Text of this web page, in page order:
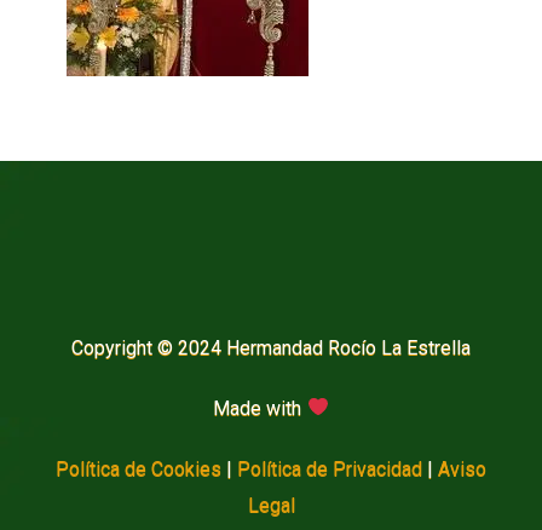
Copyright © 2024 Hermandad Rocío La Estrella
Made with
Política de Cookies | Política de Privacidad | Aviso
Legal